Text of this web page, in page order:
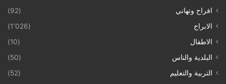
افراح وتهاني
(92)
الابراج
(1٬026)
الاطفال
(10)
البلدية والناس
(50)
التربية والتعليم
(52)